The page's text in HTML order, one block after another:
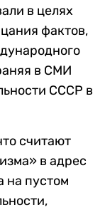
в целях
фактов,
в СМИ
СССР в
считают
в адрес
на пустом